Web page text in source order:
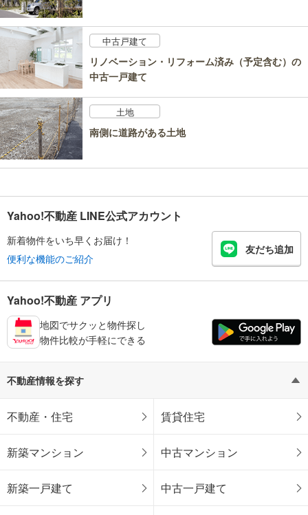
中古戸建て
リノベーション・リフォーム済み（予定含む）の
中古一戸建て
土地
南側に道路がある土地
Yahoo!不動産 LINE公式アカウント
新着物件をいち早くお届け！
便利な機能のご紹介
友だち追加
Yahoo!不動産 アプリ
地図でサクッと物件探し
物件比較が手軽にできる
不動産情報を探す
不動産・住宅 賃貸住宅
新築マンション 中古マンション
新築一戸建て 中古一戸建て